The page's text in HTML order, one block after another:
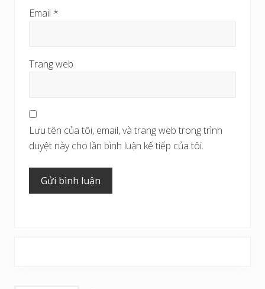
Email *
Trang web
Lưu tên của tôi, email, và trang web trong trình
duyệt này cho lần bình luận kế tiếp của tôi.